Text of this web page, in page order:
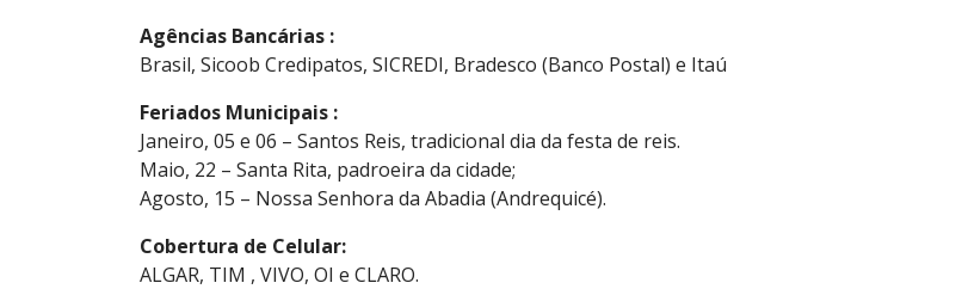
Agências Bancárias :
Brasil, Sicoob Credipatos, SICREDI, Bradesco (Banco Postal) e Itaú
Feriados Municipais :
Janeiro, 05 e 06 – Santos Reis, tradicional dia da festa de reis.
Maio, 22 – Santa Rita, padroeira da cidade;
Agosto, 15 – Nossa Senhora da Abadia (Andrequicé).
Cobertura de Celular:
ALGAR, TIM , VIVO, OI e CLARO.